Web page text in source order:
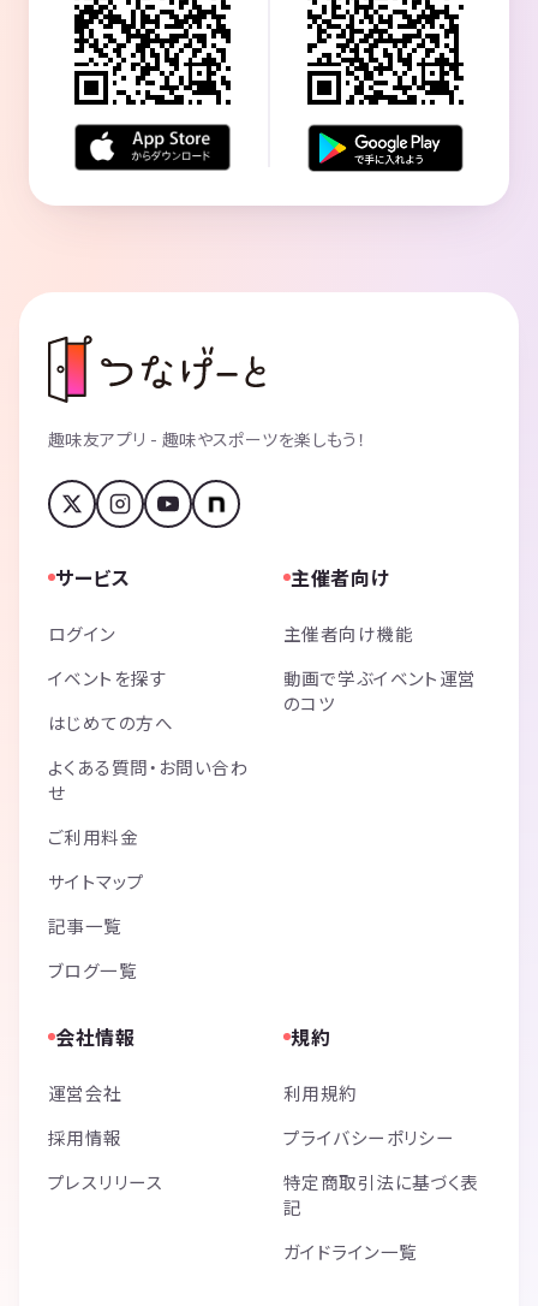
趣味友アプリ - 趣味やスポーツを楽しもう！
サービス
ログイン
イベントを探す
はじめての方へ
よくある質問・お問い合わ
せ
ご利用料金
サイトマップ
記事一覧
ブログ一覧
主催者向け
主催者向け機能
動画で学ぶイベント運営
のコツ
会社情報
運営会社
採用情報
プレスリリース
規約
利用規約
プライバシーポリシー
特定商取引法に基づく表
記
ガイドライン一覧